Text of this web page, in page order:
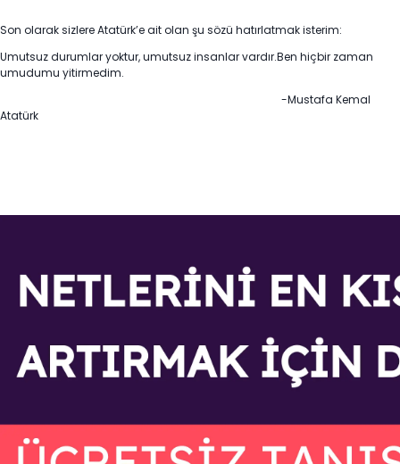
Son olarak sizlere Atatürk’e ait olan şu sözü hatırlatmak isterim:
Umutsuz durumlar yoktur, umutsuz insanlar vardır.Ben hiçbir zaman
umudumu yitirmedim.
-Mustafa Kemal
Atatürk